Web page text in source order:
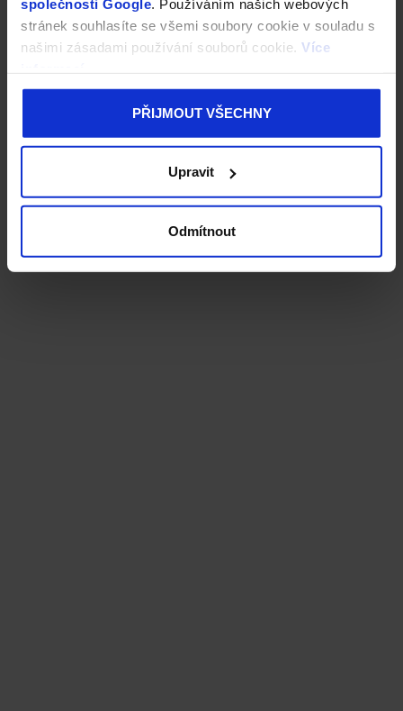
společnosti Google. Používáním našich webových
stránek souhlasíte se všemi soubory cookie v souladu s
našimi zásadami používání souborů cookie. Více
PŘIJMOUT VŠECHNY
Upravit
Odmítnout